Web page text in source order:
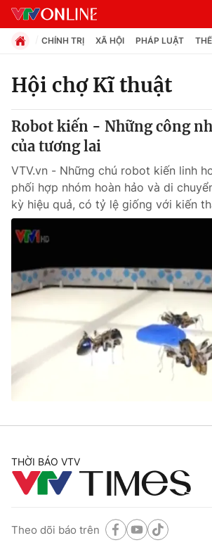
Chuyên mục
Chính trị
Xã hội
Pháp luật
Thế giới
Thế giới đó đây
Kinh tế
Tài chính
Thị trường
Góc doanh nghiệp
Dữ liệu và đời sống
Truyền hình
Phim VTV
Hậu trường
Giải trí
Điện ảnh
Âm nhạc
Du lịch
CHÍNH TRỊ XÃ HỘI PHÁP LUẬT
Hội chợ Kĩ thuật
Robot kiến - Những công
của tương lai
VTV.vn - Những chú robot kiến linh
phối hợp nhóm hoàn hảo và di
kỳ hiệu quả, có tỷ lệ giống với kiến
THỜI BÁO VTV
Theo dõi báo trên